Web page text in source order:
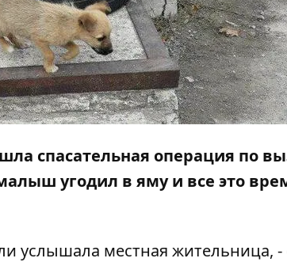
спасательная операция по
угодил в яму и все это
услышала местная жительница, -